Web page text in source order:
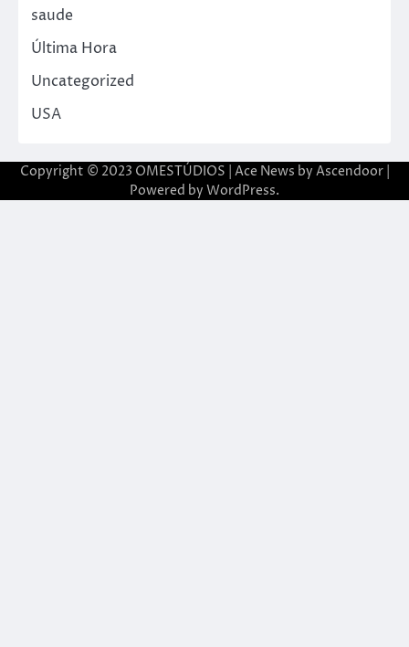
saude
Última Hora
Uncategorized
USA
Copyright © 2023 OMESTÚDIOS | Ace News by Ascendoor|
Powered by WordPress.